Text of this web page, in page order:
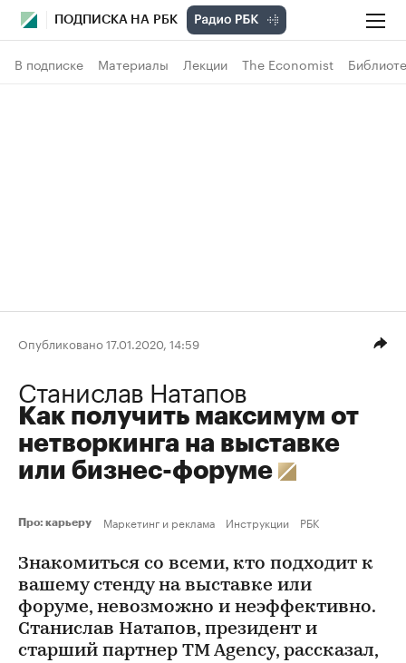
ПОДПИСКА НА РБК
В подписке Материалы Лекции The Economist
Опубликовано 17.01.2020, 14:59
Станислав Натапов
Как получить максимум от
нетворкинга на выставке
или бизнес-форуме
Про: карьеру Маркетинг и реклама Инструкции РБК
Знакомиться со всеми, кто подходит к
вашему стенду на выставке или
форуме, невозможно и неэффективно.
Станислав Натапов, президент и
старший партнер TM Agency, рассказал,